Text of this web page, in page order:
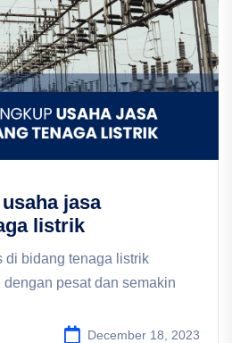
jasa
listrik
di bidang tenaga listrik
pesat dan semakin
December 18, 2023